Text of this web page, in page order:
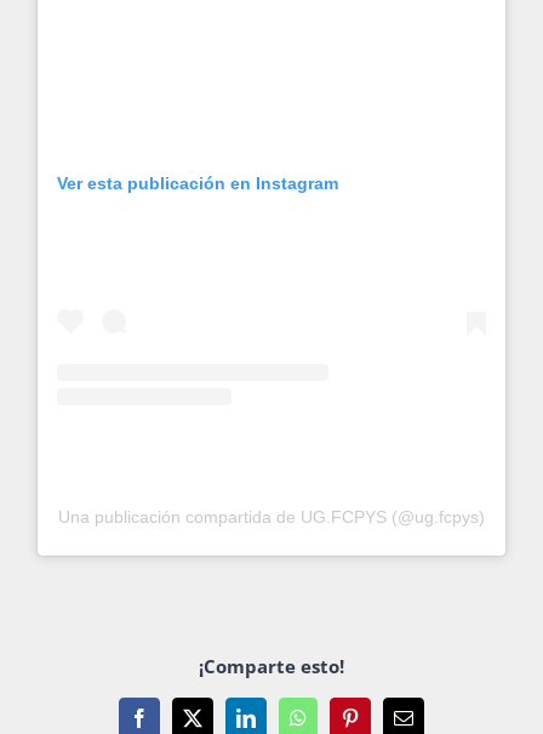
Ver esta publicación en Instagram
Una publicación compartida de UG.FCPYS (@ug.fcpys)
¡Comparte esto!
Facebook
X LinkedInWhatsAppPinterestEmail